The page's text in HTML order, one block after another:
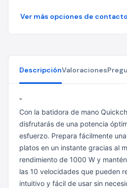
Ver más opciones de contacto
DescripciónValoraciones
"
Con la batidora de mano
disfrutarás de una potencia
esfuerzo. Prepara fácilmente
platos en un instante gracias al
rendimiento de 1000 W y
las 10 velocidades que pueden
intuitivo y fácil de usar sin